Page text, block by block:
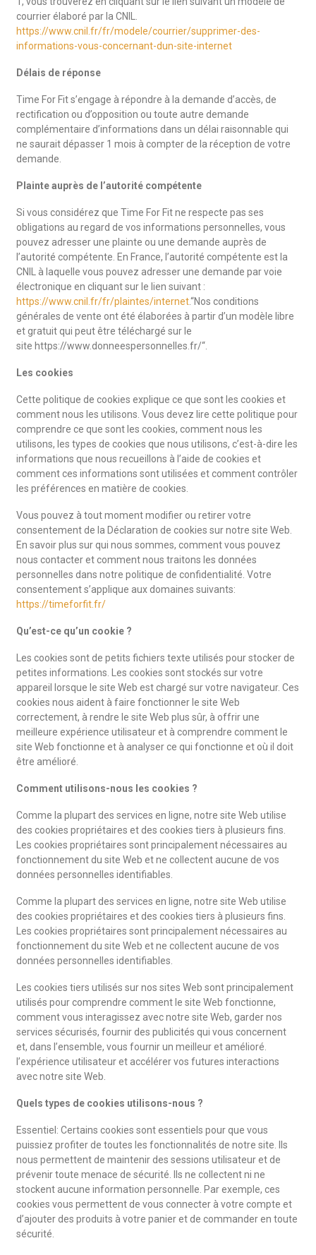
courrier élaboré par la CNIL.
https://www.cnil.fr/fr/modele/courrier/supprimer-des-
informations-vous-concernant-dun-site-internet
Délais de réponse
Time For Fit s’engage à répondre à la demande d’accès, de
rectification ou d’opposition ou toute autre demande
complémentaire d’informations dans un délai raisonnable qui
ne saurait dépasser 1 mois à compter de la réception de votre
demande.
Plainte auprès de l’autorité compétente
Si vous considérez que Time For Fit ne respecte pas ses
obligations au regard de vos informations personnelles, vous
pouvez adresser une plainte ou une demande auprès de
l’autorité compétente. En France, l’autorité compétente est la
CNIL à laquelle vous pouvez adresser une demande par voie
électronique en cliquant sur le lien suivant :
https://www.cnil.fr/fr/plaintes/internet.“Nos conditions
générales de vente ont été élaborées à partir d’un modèle libre
et gratuit qui peut être téléchargé sur le
site https://www.donneespersonnelles.fr/“.
Les cookies
Cette politique de cookies explique ce que sont les cookies et
comment nous les utilisons. Vous devez lire cette politique pour
comprendre ce que sont les cookies, comment nous les
utilisons, les types de cookies que nous utilisons, c’est-à-dire les
informations que nous recueillons à l’aide de cookies et
comment ces informations sont utilisées et comment contrôler
les préférences en matière de cookies.
Vous pouvez à tout moment modifier ou retirer votre
consentement de la Déclaration de cookies sur notre site Web.
En savoir plus sur qui nous sommes, comment vous pouvez
nous contacter et comment nous traitons les données
personnelles dans notre politique de confidentialité. Votre
consentement s’applique aux domaines suivants:
https://timeforfit.fr/
Qu’est-ce qu’un cookie ?
Les cookies sont de petits fichiers texte utilisés pour stocker de
petites informations. Les cookies sont stockés sur votre
appareil lorsque le site Web est chargé sur votre navigateur. Ces
cookies nous aident à faire fonctionner le site Web
correctement, à rendre le site Web plus sûr, à offrir une
meilleure expérience utilisateur et à comprendre comment le
site Web fonctionne et à analyser ce qui fonctionne et où il doit
être amélioré.
Comment utilisons-nous les cookies ?
Comme la plupart des services en ligne, notre site Web utilise
des cookies propriétaires et des cookies tiers à plusieurs fins.
Les cookies propriétaires sont principalement nécessaires au
fonctionnement du site Web et ne collectent aucune de vos
données personnelles identifiables.
Comme la plupart des services en ligne, notre site Web utilise
des cookies propriétaires et des cookies tiers à plusieurs fins.
Les cookies propriétaires sont principalement nécessaires au
fonctionnement du site Web et ne collectent aucune de vos
données personnelles identifiables.
Les cookies tiers utilisés sur nos sites Web sont principalement
utilisés pour comprendre comment le site Web fonctionne,
comment vous interagissez avec notre site Web, garder nos
services sécurisés, fournir des publicités qui vous concernent
et, dans l’ensemble, vous fournir un meilleur et amélioré.
l’expérience utilisateur et accélérer vos futures interactions
avec notre site Web.
Quels types de cookies utilisons-nous ?
Essentiel: Certains cookies sont essentiels pour que vous
puissiez profiter de toutes les fonctionnalités de notre site. Ils
nous permettent de maintenir des sessions utilisateur et de
prévenir toute menace de sécurité. Ils ne collectent ni ne
stockent aucune information personnelle. Par exemple, ces
cookies vous permettent de vous connecter à votre compte et
d’ajouter des produits à votre panier et de commander en toute
sécurité.